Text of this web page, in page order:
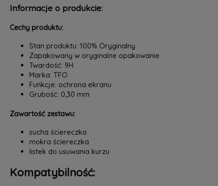
Informacje o produkcie:
Cechy produktu:
Stan produktu: 100% Oryginalny
Zapakowany w oryginalne opakowanie
Twardość: 9H
Marka: TFO
Funkcje: ochrona ekranu
Grubość: 0,30 mm
Zawartość zestawu:
sucha ściereczka
mokra ściereczka
listek do usuwania kurzu
Kompatybilność: